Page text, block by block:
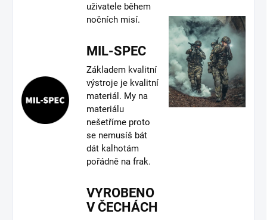
uživatele během
nočních misí.
MIL-SPEC
Základem kvalitní
výstroje je kvalitní
materiál. My na
materiálu
nešetříme proto
se nemusíš bát
dát kalhotám
pořádně na frak.
VYROBENO
V ČECHÁCH